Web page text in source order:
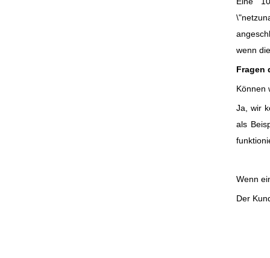
wenn
Fragen
Können
Ja, wir
als
Wenn
Der